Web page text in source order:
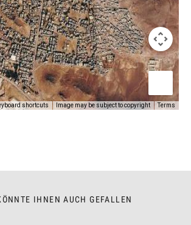
shortcuts Image may be subject to copyright Terms
IHNEN AUCH GEFALLEN